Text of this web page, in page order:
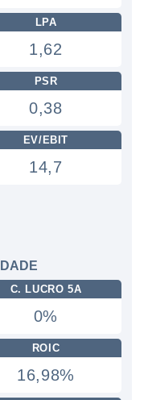
LPA
1,62
PSR
0,38
EV/EBIT
14,7
C. LUCRO 5A
0%
ROIC
16,98%